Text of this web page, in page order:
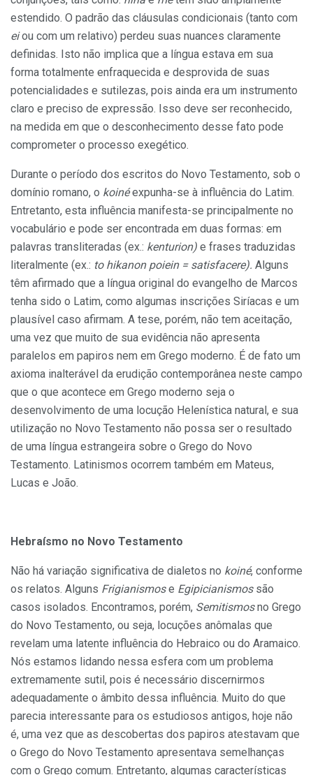
estendido. O padrão das cláusulas condicionais (tanto com
eiou com um relativo) perdeu suas nuances claramente
definidas. Isto não implica que a língua estava em sua
forma totalmente enfraquecida e desprovida de suas
potencialidades e sutilezas, pois ainda era um instrumento
claro e preciso de expressão. Isso deve ser reconhecido,
na medida em que o desconhecimento desse fato pode
comprometer o processo exegético.
Durante o período dos escritos do Novo Testamento, sob o
domínio romano, o koinéexpunha-se à influência do Latim.
Entretanto, esta influência manifesta-se principalmente no
vocabulário e pode ser encontrada em duas formas: em
palavras transliteradas (ex.: kenturion) e frases traduzidas
literalmente (ex.: to hikanon poiein = satisfacere). Alguns
têm afirmado que a língua original do evangelho de Marcos
tenha sido o Latim, como algumas inscrições Siríacas e um
plausível caso afirmam. A tese, porém, não tem aceitação,
uma vez que muito de sua evidência não apresenta
paralelos em papiros nem em Grego moderno. É de fato um
axioma inalterável da erudição contemporânea neste campo
que o que acontece em Grego moderno seja o
desenvolvimento de uma locução Helenística natural, e sua
utilização no Novo Testamento não possa ser o resultado
de uma língua estrangeira sobre o Grego do Novo
Testamento. Latinismos ocorrem também em Mateus,
Lucas e João.
Hebraísmo no Novo Testamento
Não há variação significativa de dialetos no koiné, conforme
os relatos. Alguns Frigianismose Egipicianismos são
casos isolados. Encontramos, porém, Semitismosno Grego
do Novo Testamento, ou seja, locuções anômalas que
revelam uma latente influência do Hebraico ou do Aramaico.
Nós estamos lidando nessa esfera com um problema
extremamente sutil, pois é necessário discernirmos
adequadamente o âmbito dessa influência. Muito do que
parecia interessante para os estudiosos antigos, hoje não
é, uma vez que as descobertas dos papiros atestavam que
o Grego do Novo Testamento apresentava semelhanças
com o Grego comum. Entretanto, algumas características